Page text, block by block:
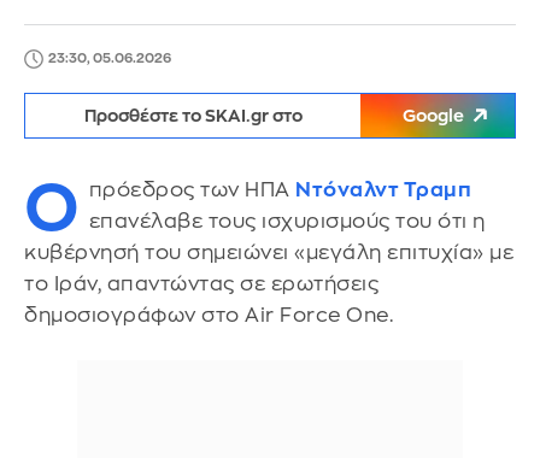
23:30, 05.06.2026
Προσθέστε το SKAI.gr στο Google
Ο πρόεδρος των ΗΠΑ Ντόναλντ Τραμπ
επανέλαβε τους ισχυρισμούς του ότι η
κυβέρνησή του σημειώνει «μεγάλη επιτυχία» με
το Ιράν, απαντώντας σε ερωτήσεις
δημοσιογράφων στο Air Force One.